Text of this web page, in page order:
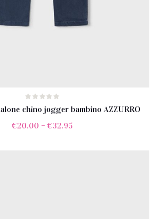
chino jogger bambino AZZURRO
€20.00 – €32.95